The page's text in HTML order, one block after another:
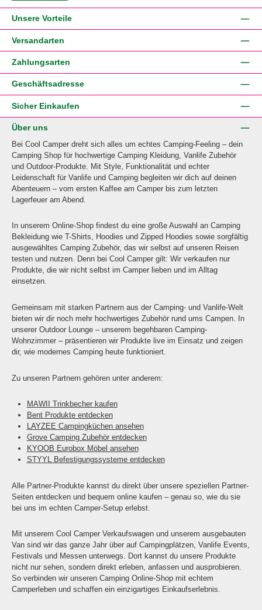
Unsere Vorteile
Versandarten
Zahlungsarten
Geschäftsadresse
Sicher Einkaufen
Über uns
Bei Cool Camper dreht sich alles um echtes Camping-Feeling – dein
Camping Shop für hochwertige Camping Kleidung, Vanlife Zubehör
und Outdoor-Produkte. Mit Style, Funktionalität und echter
Leidenschaft für Vanlife und Camping begleiten wir dich auf deinen
Abenteuern – vom ersten Kaffee am Camper bis zum letzten
Lagerfeuer am Abend.
In unserem Online-Shop findest du eine große Auswahl an Camping
Bekleidung wie T-Shirts, Hoodies und Zipped Hoodies sowie sorgfältig
ausgewähltes Camping Zubehör, das wir selbst auf unseren Reisen
testen und nutzen. Denn bei Cool Camper gilt: Wir verkaufen nur
Produkte, die wir nicht selbst im Camper lieben und im Alltag
einsetzen.
Gemeinsam mit starken Partnern aus der Camping- und Vanlife-Welt
bieten wir dir noch mehr hochwertiges Zubehör rund ums Campen. In
unserer Outdoor Lounge – unserem begehbaren Camping-
Wohnzimmer – präsentieren wir Produkte live im Einsatz und zeigen
dir, wie modernes Camping heute funktioniert.
Zu unseren Partnern gehören unter anderem:
MAWII Trinkbecher kaufen
Bent Produkte entdecken
LAYZEE Campingküchen ansehen
Grove Camping Zubehör entdecken
KYOOB Eurobox Möbel ansehen
STYYL Befestigungssysteme entdecken
Alle Partner-Produkte kannst du direkt über unsere speziellen Partner-
Seiten entdecken und bequem online kaufen – genau so, wie du sie
bei uns im echten Camper-Setup erlebst.
Mit unserem Cool Camper Verkaufswagen und unserem ausgebauten
Van sind wir das ganze Jahr über auf Campingplätzen, Vanlife Events,
Festivals und Messen unterwegs. Dort kannst du unsere Produkte
nicht nur sehen, sondern direkt erleben, anfassen und ausprobieren.
So verbinden wir unseren Camping Online-Shop mit echtem
Camperleben und schaffen ein einzigartiges Einkaufserlebnis.